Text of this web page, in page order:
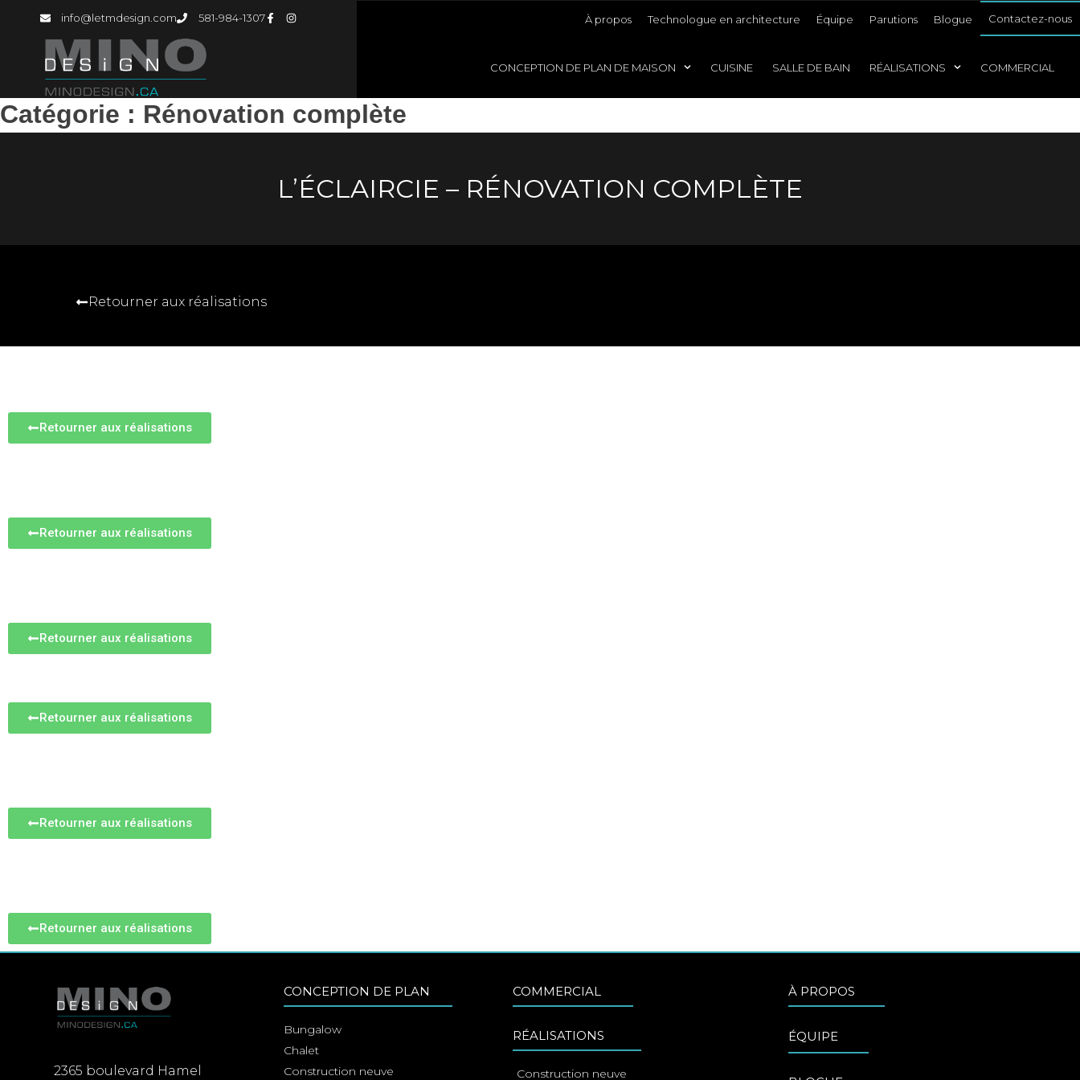
info@letmdesign.com 581-984-1307 À propos Technologue en architecture Équipe Parutions Blogue Contactez-nous
CONCEPTION DE PLAN DE MAISON CUISINE SALLE DE BAIN RÉALISATIONS COMMERCIAL
Catégorie : Rénovation complète
L’ÉCLAIRCIE – RÉNOVATION COMPLÈTE
Retourner aux réalisations
Retourner aux réalisations
Retourner aux réalisations
Retourner aux réalisations
Retourner aux réalisations
Retourner aux réalisations
Retourner aux réalisations
2365 boulevard Hamel
CONCEPTION DE PLAN
Bungalow
Chalet
Construction neuve
COMMERCIAL
RÉALISATIONS
Construction neuve
À PROPOS
ÉQUIPE